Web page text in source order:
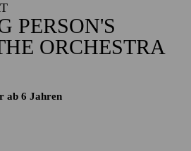
PERSON'S
ORCHESTRA
ab 6 Jahren